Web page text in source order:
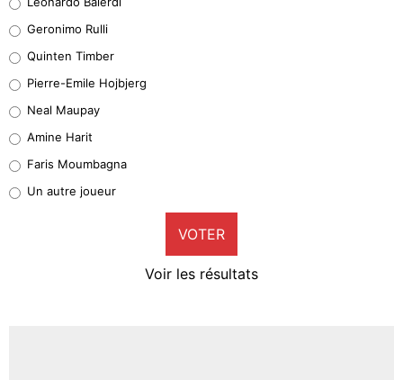
32%
5%
1%
9%
Geronimo Rulli
Quinten Timber
Pierre-Emile Hojbjerg
Neal Maupay
Amine Harit
Faris Moumbagna
Un autre joueur
VOTER
Voir les résultats